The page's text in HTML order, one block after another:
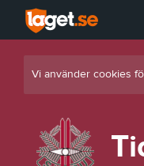
Vi använder cookies